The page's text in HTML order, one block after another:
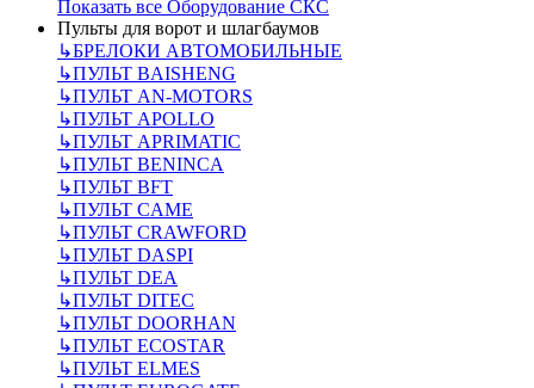
Показать все Оборудование СКС
Пульты для ворот и шлагбаумов
↳БРЕЛОКИ АВТОМОБИЛЬНЫЕ
↳ПУЛЬТ BAISHENG
↳ПУЛЬТ AN-MOTORS
↳ПУЛЬТ APOLLO
↳ПУЛЬТ APRIMATIC
↳ПУЛЬТ BENINCA
↳ПУЛЬТ BFT
↳ПУЛЬТ CAME
↳ПУЛЬТ CRAWFORD
↳ПУЛЬТ DASPI
↳ПУЛЬТ DEA
↳ПУЛЬТ DITEC
↳ПУЛЬТ DOORHAN
↳ПУЛЬТ ECOSTAR
↳ПУЛЬТ ELMES